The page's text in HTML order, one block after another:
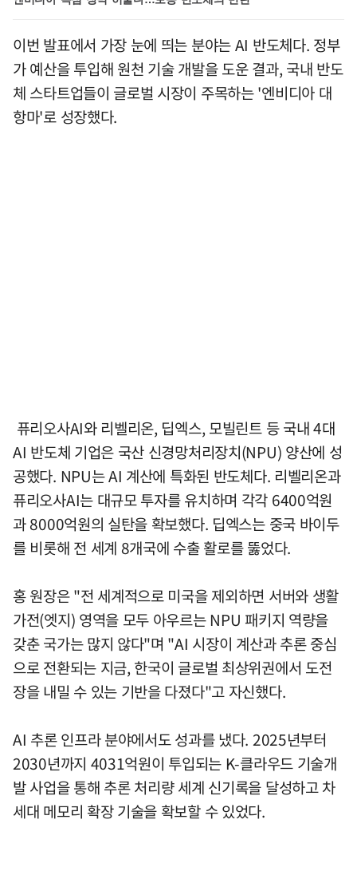
이번 발표에서 가장 눈에 띄는 분야는 AI 반도체다. 정부
가 예산을 투입해 원천 기술 개발을 도운 결과, 국내 반도
체 스타트업들이 글로벌 시장이 주목하는 '엔비디아 대
항마'로 성장했다.
퓨리오사AI와 리벨리온, 딥엑스, 모빌린트 등 국내 4대
AI 반도체 기업은 국산 신경망처리장치(NPU) 양산에 성
공했다. NPU는 AI 계산에 특화된 반도체다. 리벨리온과
퓨리오사AI는 대규모 투자를 유치하며 각각 6400억원
과 8000억원의 실탄을 확보했다. 딥엑스는 중국 바이두
를 비롯해 전 세계 8개국에 수출 활로를 뚫었다.
홍 원장은 "전 세계적으로 미국을 제외하면 서버와 생활
가전(엣지) 영역을 모두 아우르는 NPU 패키지 역량을
갖춘 국가는 많지 않다"며 "AI 시장이 계산과 추론 중심
으로 전환되는 지금, 한국이 글로벌 최상위권에서 도전
장을 내밀 수 있는 기반을 다졌다"고 자신했다.
AI 추론 인프라 분야에서도 성과를 냈다. 2025년부터
2030년까지 4031억원이 투입되는 K-클라우드 기술개
발 사업을 통해 추론 처리량 세계 신기록을 달성하고 차
세대 메모리 확장 기술을 확보할 수 있었다.